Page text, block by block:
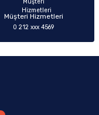
Müşteri Hizmetleri
0 212 xxx 4569